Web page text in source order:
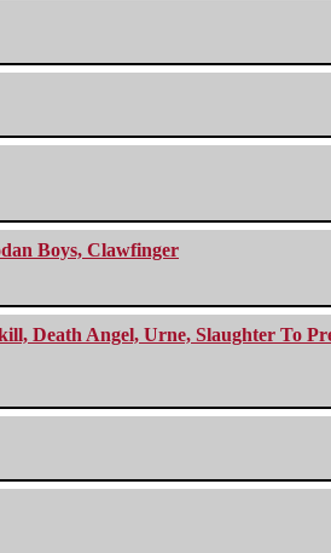
Boys, Clawfinger
Death Angel, Urne, Slaughter To